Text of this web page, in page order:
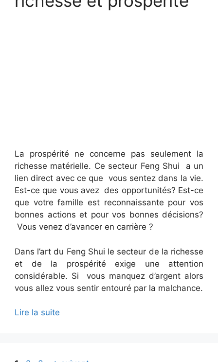
La prospérité ne concerne pas seulement la
richesse matérielle. Ce secteur Feng Shui a un
lien direct avec ce que vous sentez dans la vie.
Est-ce que vous avez des opportunités? Est-ce
que votre famille est reconnaissante pour vos
bonnes actions et pour vos bonnes décisions?
Vous venez d’avancer en carrière ?
Dans l’art du Feng Shui le secteur de la richesse
et de la prospérité exige une attention
considérable. Si vous manquez d’argent alors
vous allez vous sentir entouré par la malchance.
Lire la suite